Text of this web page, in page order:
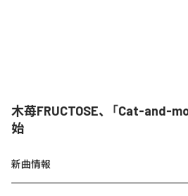
木苺FRUCTOSE、「Cat-and-
始
新曲情報